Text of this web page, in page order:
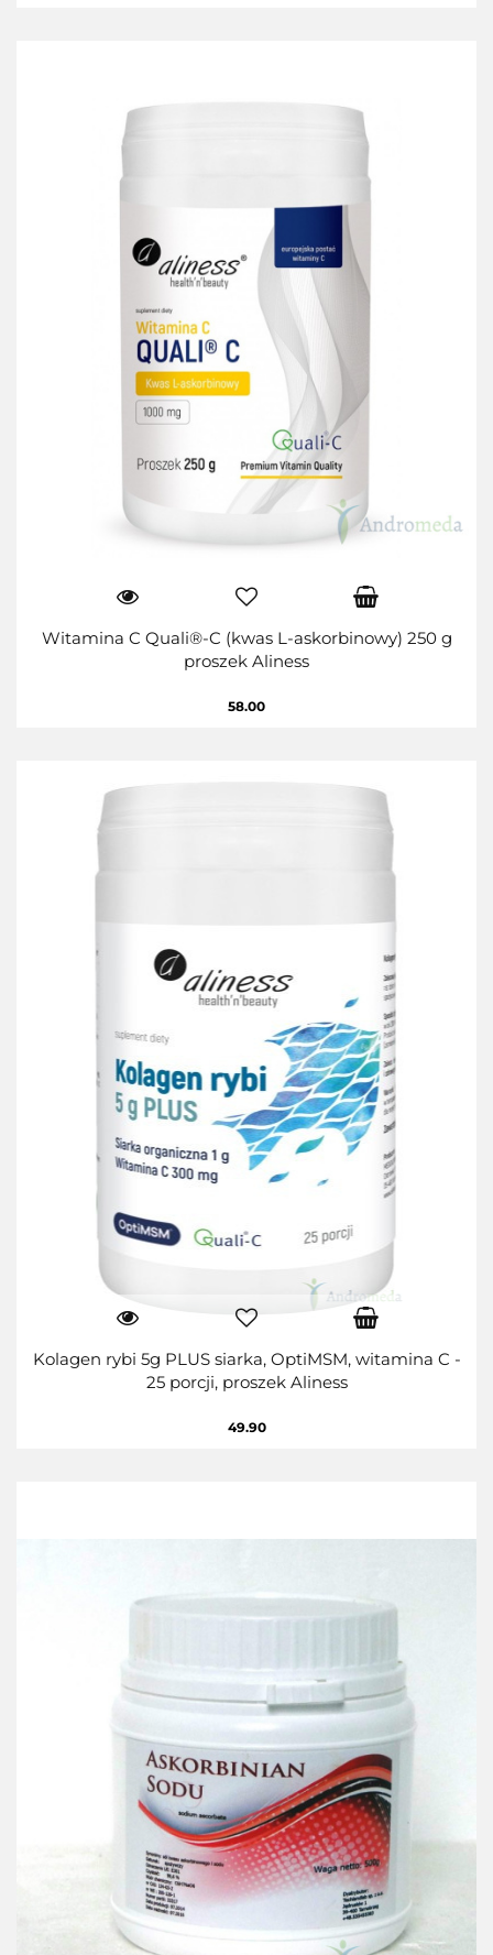
Witamina C Quali®-C (kwas L-askorbinowy) 250 g
proszek Aliness
58.00
Kolagen rybi 5g PLUS siarka, OptiMSM, witamina C -
25 porcji, proszek Aliness
49.90